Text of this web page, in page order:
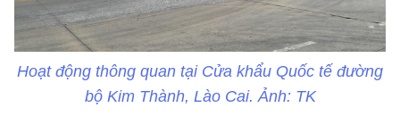
Hoạt động thông quan tại Cửa khẩu Quốc tế đường
bộ Kim Thành, Lào Cai. Ảnh: TK